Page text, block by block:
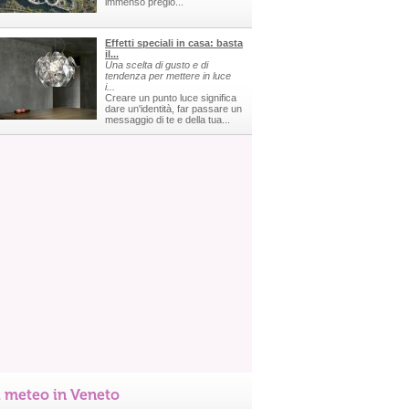
Effetti speciali in casa: basta
il...
Una scelta di gusto e di
tendenza per mettere in luce
i...
Creare un punto luce significa
dare un'identità, far passare un
messaggio di te e della tua...
meteo in Veneto